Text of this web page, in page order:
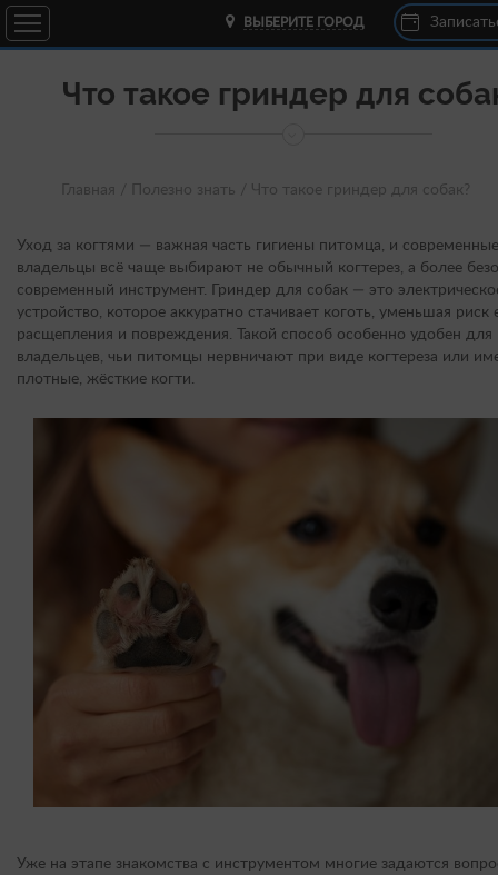
ВЫБЕРИТЕ ГОРОД
Что такое гриндер для
Главная / Полезно знать / Что такое гриндер для собак?
Уход за когтями — важная часть гигиены питомца, и современные
владельцы всё чаще выбирают не обычный когтерез, а более
современный инструмент. Гриндер для собак — это
устройство, которое аккуратно стачивает коготь, уменьшая риск
расщепления и повреждения. Такой способ особенно удобен для
владельцев, чьи питомцы нервничают при виде когтереза или
плотные, жёсткие когти.
Уже на этапе знакомства с инструментом многие задаются